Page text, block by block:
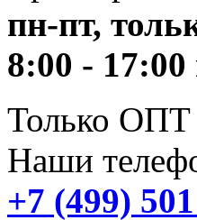
пн-пт,
8:00 -
Только ОПТ
Наши
+7 (499)